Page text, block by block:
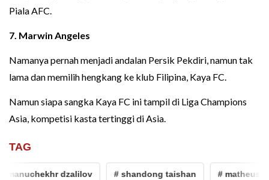
Piala AFC.
7. Marwin Angeles
Namanya pernah menjadi andalan Persik Pekdiri, namun tak
lama dan memilih hengkang ke klub Filipina, Kaya FC.
Namun siapa sangka Kaya FC ini tampil di Liga Champions
Asia, kompetisi kasta tertinggi di Asia.
TAG
dzalilov # shandong taishan # matheus